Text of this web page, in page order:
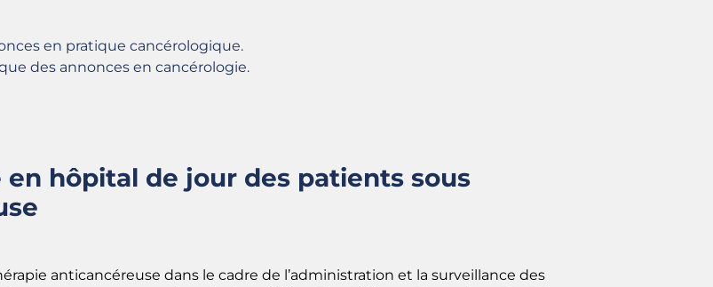
en pratique cancérologique.
des annonces en cancérologie.
hôpital de jour des patients sous
anticancéreuse dans le cadre de l’administration et la surveillance des